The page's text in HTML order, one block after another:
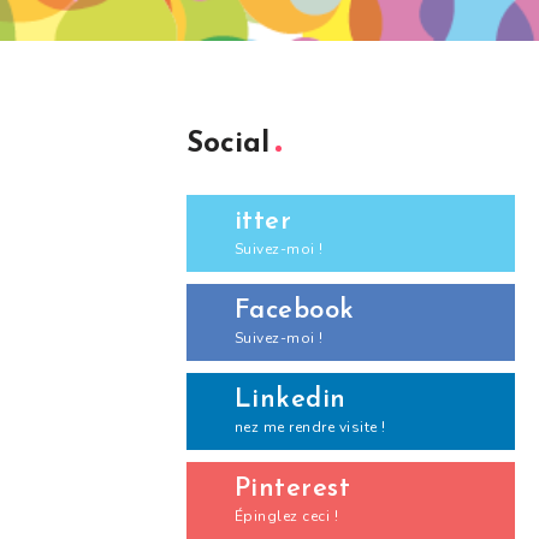
Social
itter
Suivez-moi !
Facebook
Suivez-moi !
Linkedin
nez me rendre visite !
Pinterest
Épinglez ceci !